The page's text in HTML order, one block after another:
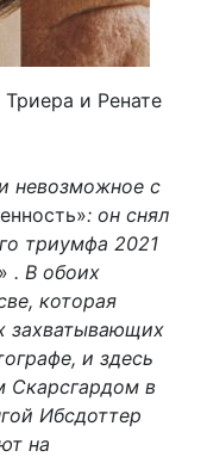
и Ренате
невозможное с
: он снял
триумфа 2021
. В обоих
которая
захватывающих
и здесь
Скарсгардом в
Ибсдоттер
на